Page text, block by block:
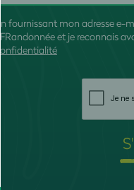
En fournissant mon adresse e-
FFRandonnée et je reconnais
confidentialité